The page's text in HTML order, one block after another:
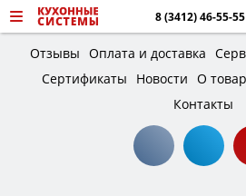
8 (3412) 46-55-55
Отзывы Оплата и доставка
Сертификаты
Новости О
Контакты